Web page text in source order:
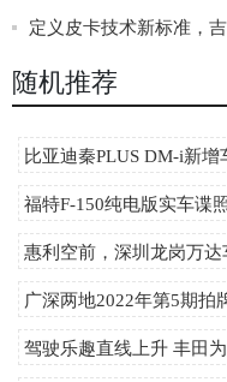
定
随机推荐
比亚迪秦PLUS DM-i新
福特F-150纯电版实车谍
惠利空前，深圳龙岗万达
广深两地2022年第5期拍
驾驶乐趣直线上升 丰田